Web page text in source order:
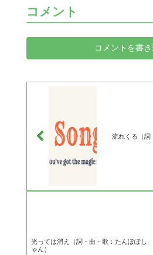
コメント
コメントを書
流れくる（詞
光っては消え（詞・曲・歌：たんぽぽし
ゃん）